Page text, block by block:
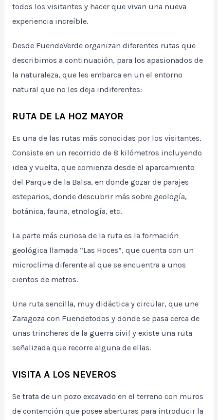
todos los visitantes y hacer que vivan una nueva
experiencia increíble.
Desde FuendeVerde organizan diferentes rutas que
describimos a continuación, para los apasionados de
la naturaleza, que les embarca en un el entorno
natural que no les deja indiferentes:
RUTA DE LA HOZ MAYOR
Es una de las rutas más conocidas por los visitantes.
Consiste en un recorrido de 8 kilómetros incluyendo
idea y vuelta, que comienza desde el aparcamiento
del Parque de la Balsa, en donde gozar de parajes
esteparios, donde descubrir más sobre geología,
botánica, fauna, etnología, etc.
La parte más curiosa de la ruta es la formación
geológica llamada “Las Hoces”, que cuenta con un
microclima diferente al que se encuentra a unos
cientos de metros.
Una ruta sencilla, muy didáctica y circular, que une
Zaragoza con Fuendetodos y donde se pasa cerca de
unas trincheras de la guerra civil y existe una ruta
señalizada que recorre alguna de ellas.
VISITA A LOS NEVEROS
Se trata de un pozo excavado en el terreno con muros
de contención que posee aberturas para introducir la